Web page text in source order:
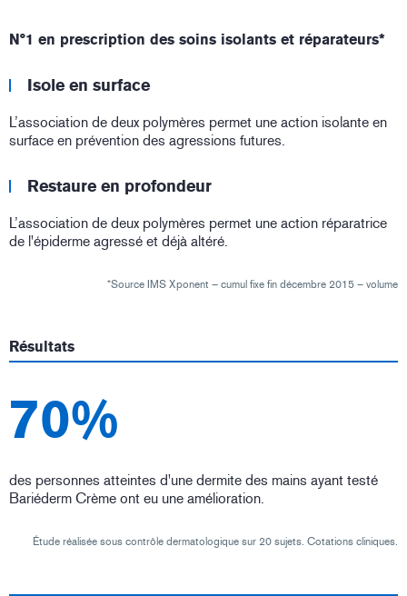
N°1 en prescription des soins isolants et réparateurs*
Isole en surface
L’association de deux polymères permet une action isolante en
surface en prévention des agressions futures.
Restaure en profondeur
L’association de deux polymères permet une action réparatrice
de l'épiderme agressé et déjà altéré.
*Source IMS Xponent – cumul fixe fin décembre 2015 – volume
Résultats
70%
des personnes atteintes d'une dermite des mains ayant testé
Bariéderm Crème ont eu une amélioration.
Étude réalisée sous contrôle dermatologique sur 20 sujets. Cotations cliniques.